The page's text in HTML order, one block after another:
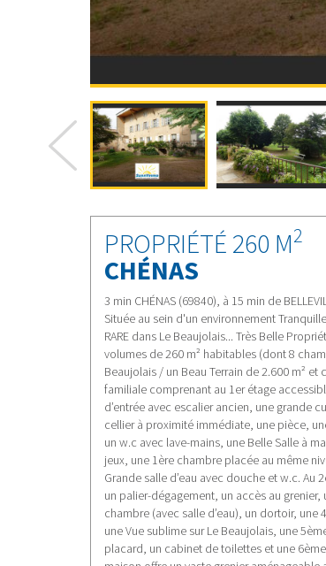
PROPRIÉTÉ 260 M2
CHÉNAS
3 min CHÉNAS (69840), à 15 min de
Située au sein d'un environnement
RARE dans Le Beaujolais... Très Belle
volumes de 260 m² habitables (dont 8
Beaujolais / un Beau Terrain de 2.600 m²
familiale comprenant au 1er étage
d’entrée avec escalier ancien, une grande
cellier à proximité immédiate, une pièce,
un w.c avec lave-mains, une Belle Salle à
jeux, une 1ère chambre placée au même
Grande salle d’eau avec douche et w.c.
un palier-dégagement, un accès au
chambre (avec salle d’eau), un dortoir,
une Vue sublime sur Le Beaujolais, une
placard, un cabinet de toilettes et une